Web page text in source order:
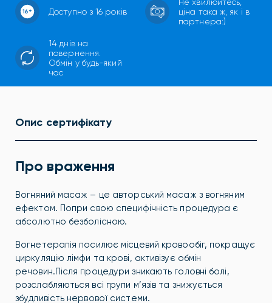
Доступно з 16 років
ціна така ж, як і в
партнера:)
14 днів на
повернення.
Обмін у будь-який
час
Опис сертифікату
Про враження
Вогняний масаж – це авторський масаж з вогняним
ефектом. Попри свою специфічність процедура є
абсолютно безболісною.
Вогнетерапія посилює місцевий кровообіг, покращує
циркуляцію лімфи та крові, активізує обмін
речовин.Після процедури зникають головні болі,
розслабляються всі групи м’язів та знижується
збудливість нервової системи.